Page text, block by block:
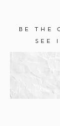
BE THE
SEE